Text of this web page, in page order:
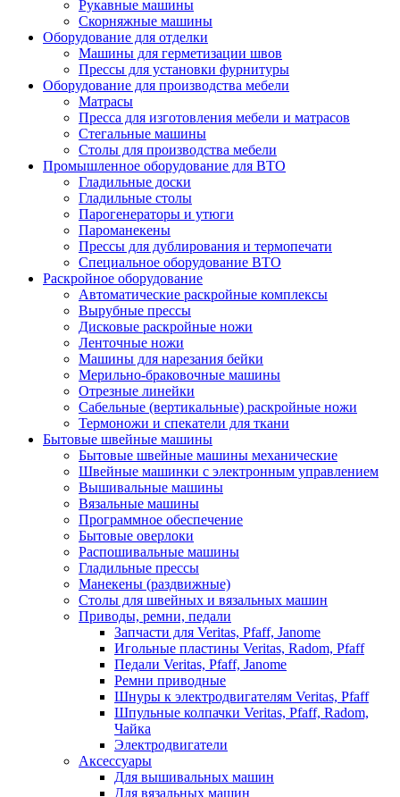
Рукавные машины
Скорняжные машины
Оборудование для отделки
Машины для герметизации швов
Прессы для установки фурнитуры
Оборудование для производства мебели
Матрасы
Пресса для изготовления мебели и матрасов
Стегальные машины
Столы для производства мебели
Промышленное оборудование для ВТО
Гладильные доски
Гладильные столы
Парогенераторы и утюги
Пароманекены
Прессы для дублирования и термопечати
Специальное оборудование ВТО
Раскройное оборудование
Автоматические раскройные комплексы
Вырубные прессы
Дисковые раскройные ножи
Ленточные ножи
Машины для нарезания бейки
Мерильно-браковочные машины
Отрезные линейки
Сабельные (вертикальные) раскройные ножи
Термоножи и спекатели для ткани
Бытовые швейные машины
Бытовые швейные машины механические
Швейные машинки с электронным управлением
Вышивальные машины
Вязальные машины
Программное обеспечение
Бытовые оверлоки
Распошивальные машины
Гладильные прессы
Манекены (раздвижные)
Столы для швейных и вязальных машин
Приводы, ремни, педали
Запчасти для Veritas, Pfaff, Janome
Игольные пластины Veritas, Radom, Pfaff
Педали Veritas, Pfaff, Janome
Ремни приводные
Шнуры к электродвигателям Veritas, Pfaff
Шпульные колпачки Veritas, Pfaff, Radom,
Чайка
Электродвигатели
Аксессуары
Для вышивальных машин
Для вязальных машин